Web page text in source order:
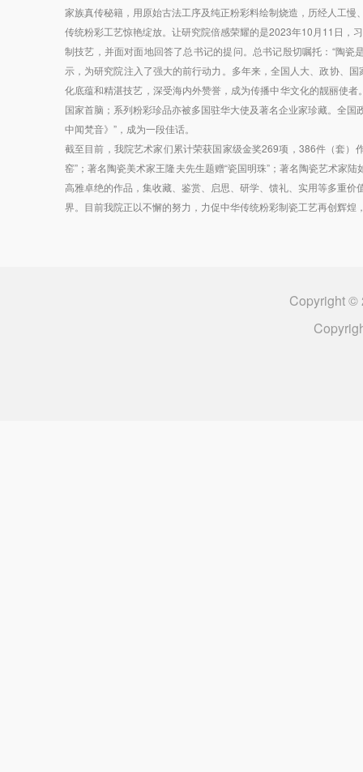
家族真传秘籍，用原始古法工序及纯正粉彩料绘制烧造，历经人工
传统粉彩工艺惊艳绽放。让研究院倍感荣耀的是2023年10月11日，
制技艺，并面对面地回答了总书记的提问。总书记殷切嘱托：“陶瓷
示，为研究院注入了强大的前行动力。多年来，全国人大、政协、
化底蕴和精湛技艺，深受海内外赞誉，成为传播中华文化的靓丽使
国家首脑；系列粉彩珍品亦被多国驻华大使及著名企业家珍藏。全
中闻梵音》”，成为一段佳话。
截至目前，我院艺术家们累计荣获国家级金奖269项，386件（套）
窑”；著名陶瓷美术家王隆夫先生题赠“瓷国明珠”；著名陶瓷艺术家
高雅卓绝的作品，集收藏、鉴赏、启思、研学、馈礼、实用等多重
界。目前我院正以不懈的努力，力促中华传统粉彩制瓷工艺再创辉
Copyright ©